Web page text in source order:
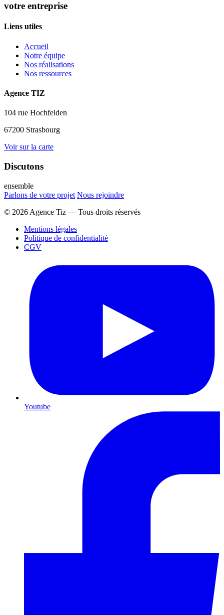
votre entreprise
Liens utiles
Accueil
Notre équipe
Nos réalisations
Nos ressources
Agence TIZ
104 rue Hochfelden
67200 Strasbourg
Voir sur la carte
Discutons
ensemble
Parlons de votre projet Nous rejoindre
© 2026 Agence Tiz — Tous droits réservés
Mentions légales
Politique de confidentialité
CGV
Youtube